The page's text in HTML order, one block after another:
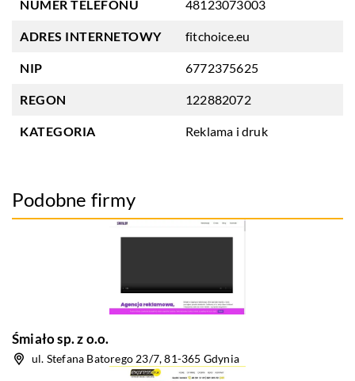
NUMER TELEFONU 48123073003
ADRES INTERNETOWY fitchoice.eu
NIP 6772375625
REGON 122882072
KATEGORIA Reklama i druk
Podobne firmy
Śmiało sp. z o.o.
ul. Stefana Batorego 23/7, 81-365 Gdynia